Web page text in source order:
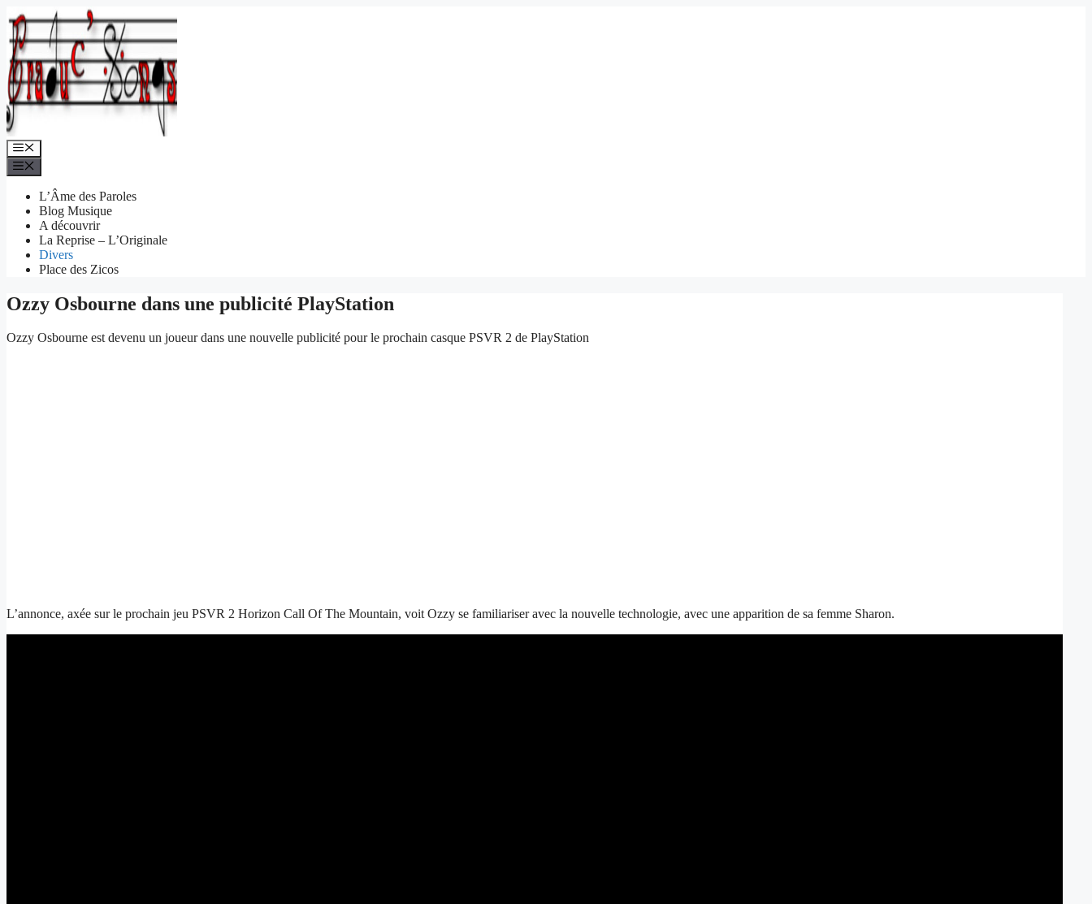
Aller
au
contenu
Menu
L’Âme des Paroles
Blog Musique
A découvrir
La Reprise – L’Originale
Divers
Place des Zicos
Ozzy Osbourne dans une publicité PlayStation
Ozzy Osbourne est devenu un joueur dans une nouvelle publicité pour le prochain casque PSVR 2 de PlayStation
L’annonce, axée sur le prochain jeu PSVR 2 Horizon Call Of The Mountain, voit Ozzy se familiariser avec la nouvelle technologie, avec une apparition de sa femme Sharon.